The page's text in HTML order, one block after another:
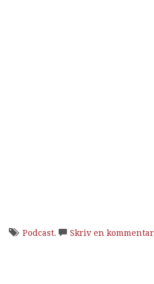
Podcast. Skriv en kommentar